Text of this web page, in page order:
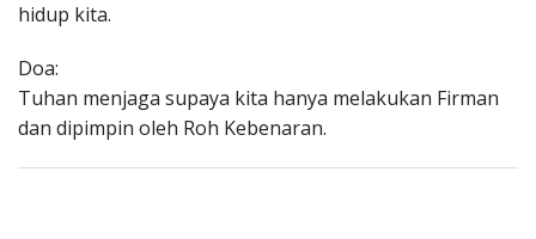
hidup kita.
Doa:
Tuhan menjaga supaya kita hanya melakukan Firman
dan dipimpin oleh Roh Kebenaran.